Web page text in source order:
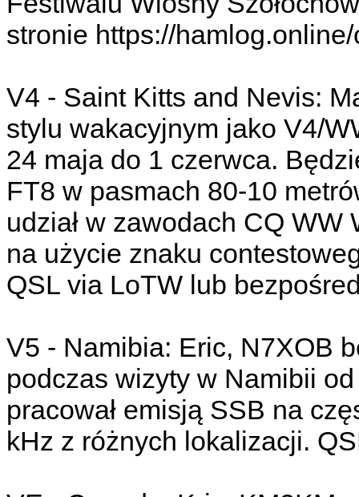
stronie https://
V4 - Saint Kitts and Nevis:
stylu wakacyjnym jako V4/
24 maja do 1 czerwca.
FT8 w pasmach 80-10
udział w zawodach CQ
na użycie znaku
QSL via LoTW lub
V5 - Namibia: Eric, N7XOB
podczas wizyty w Namibii
pracował emisją SSB na
kHz z różnych lokalizacji.